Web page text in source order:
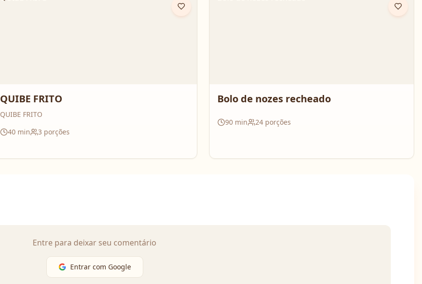
QUIBE FRITO
QUIBE FRITO
40 min 3 porções
Bolo de nozes recheado
90min 24porções
Entre para deixar seu comentário
Entrar com Google